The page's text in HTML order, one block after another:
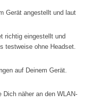
Gerät angestellt und laut
richtig eingestellt und
testweise ohne Headset.
auf Deinem Gerät.
Dich näher an den WLAN-